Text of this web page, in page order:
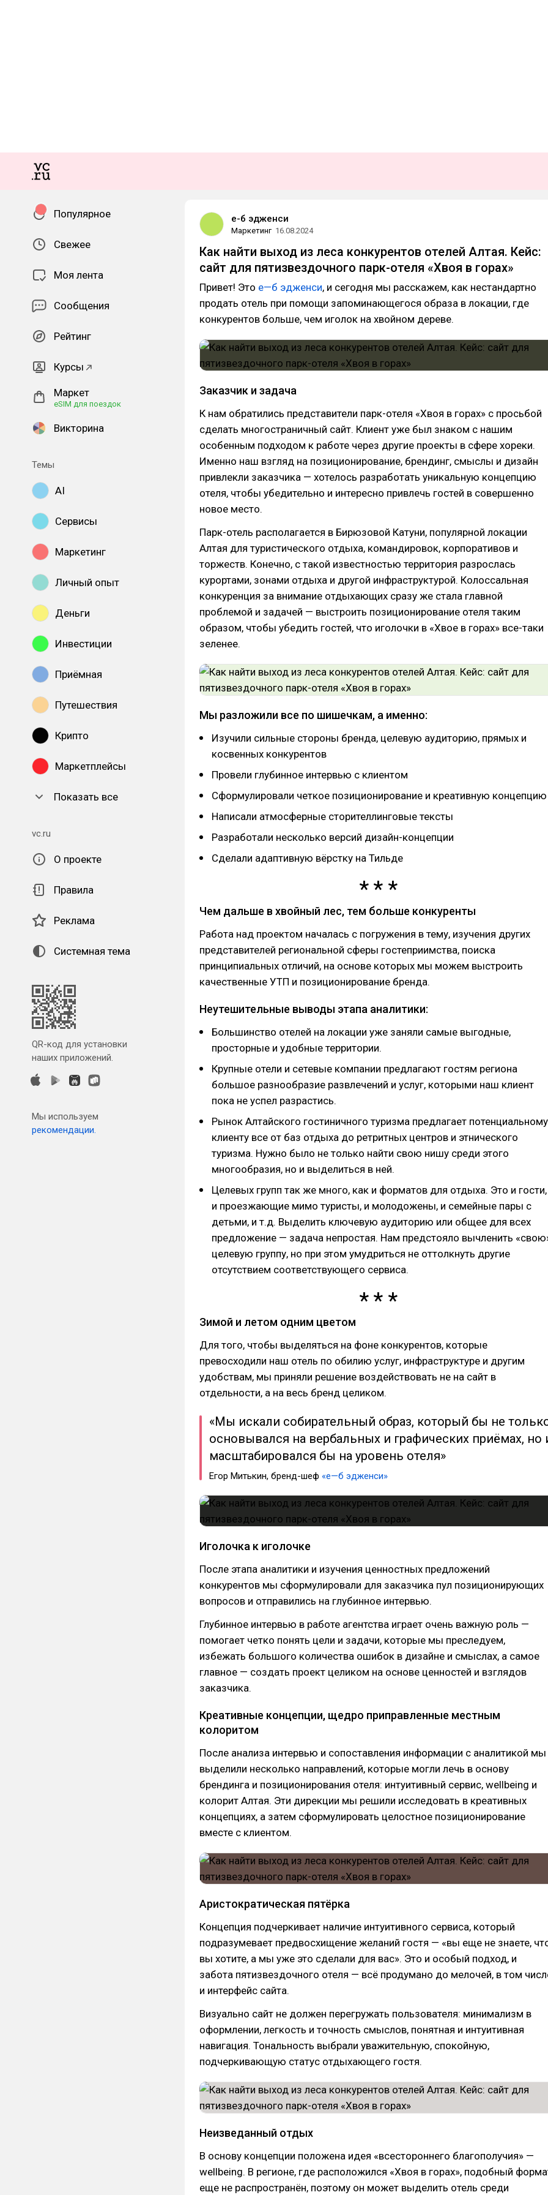
Популярное
Свежее
Моя лента
Сообщения
Рейтинг
Курсы
Маркет
eSIM для поездок
Викторина
Темы
AI
Сервисы
Маркетинг
Личный опыт
Деньги
Инвестиции
Приёмная
Путешествия
Крипто
Маркетплейсы
Показать все
vc.ru
О проекте
Правила
Реклама
Системная тема
QR-код для установки
наших приложений.
Мы используем
рекомендации.
е-б эдженси
Маркетинг 16.08.2024
Как найти выход из леса конкурентов отелей Алтая. Кейс:
сайт для пятизвездочного парк-отеля «Хвоя в горах»
Привет! Это е—б эдженси, и сегодня мы расскажем, как нестандартно
продать отель при помощи запоминающегося образа в локации, где
конкурентов больше, чем иголок на хвойном дереве.
Заказчик и задача
К нам обратились представители парк-отеля «Хвоя в горах» с просьбой
сделать многостраничный сайт. Клиент уже был знаком с нашим
особенным подходом к работе через другие проекты в сфере хореки.
Именно наш взгляд на позиционирование, брендинг, смыслы и дизайн
привлекли заказчика — хотелось разработать уникальную концепцию
отеля, чтобы убедительно и интересно привлечь гостей в совершенно
новое место.
Парк-отель располагается в Бирюзовой Катуни, популярной локации
Алтая для туристического отдыха, командировок, корпоративов и
торжеств. Конечно, с такой известностью территория разрослась
курортами, зонами отдыха и другой инфраструктурой. Колоссальная
конкуренция за внимание отдыхающих сразу же стала главной
проблемой и задачей — выстроить позиционирование отеля таким
образом, чтобы убедить гостей, что иголочки в «Хвое в горах» все-таки
зеленее.
Мы разложили все по шишечкам, а именно:
Изучили сильные стороны бренда, целевую аудиторию, прямых и
косвенных конкурентов
Провели глубинное интервью с клиентом
Сформулировали четкое позиционирование и креативную концепцию
Написали атмосферные сторителлинговые тексты
Разработали несколько версий дизайн-концепции
Сделали адаптивную вёрстку на Тильде
Чем дальше в хвойный лес, тем больше конкуренты
Работа над проектом началась с погружения в тему, изучения других
представителей региональной сферы гостеприимства, поиска
принципиальных отличий, на основе которых мы можем выстроить
качественные УТП и позиционирование бренда.
Неутешительные выводы этапа аналитики:
Большинство отелей на локации уже заняли самые выгодные,
просторные и удобные территории.
Крупные отели и сетевые компании предлагают гостям региона
большое разнообразие развлечений и услуг, которыми наш клиент
пока не успел разрастись.
Рынок Алтайского гостиничного туризма предлагает потенциальному
клиенту все от баз отдыха до ретритных центров и этнического
туризма. Нужно было не только найти свою нишу среди этого
многообразия, но и выделиться в ней.
Целевых групп так же много, как и форматов для отдыха. Это и гости,
и проезжающие мимо туристы, и молодожены, и семейные пары с
детьми, и т.д. Выделить ключевую аудиторию или общее для всех
предложение — задача непростая. Нам предстояло вычленить
целевую группу, но при этом умудриться не оттолкнуть другие
отсутствием соответствующего сервиса.
Зимой и летом одним цветом
Для того, чтобы выделяться на фоне конкурентов, которые
превосходили наш отель по обилию услуг, инфраструктуре и другим
удобствам, мы приняли решение воздействовать не на сайт в
отдельности, а на весь бренд целиком.
«Мы искали собирательный образ, который бы не
основывался на вербальных и графических приёмах, но
масштабировался бы на уровень отеля»
Егор Митькин, бренд-шеф «е—б эдженси»
Иголочка к иголочке
После этапа аналитики и изучения ценностных предложений
конкурентов мы сформулировали для заказчика пул позиционирующих
вопросов и отправились на глубинное интервью.
Глубинное интервью в работе агентства играет очень важную роль —
помогает четко понять цели и задачи, которые мы преследуем,
избежать большого количества ошибок в дизайне и смыслах, а самое
главное — создать проект целиком на основе ценностей и взглядов
заказчика.
Креативные концепции, щедро приправленные местным
колоритом
После анализа интервью и сопоставления информации с аналитикой мы
выделили несколько направлений, которые могли лечь в основу
брендинга и позиционирования отеля: интуитивный сервис, wellbeing и
колорит Алтая. Эти дирекции мы решили исследовать в креативных
концепциях, а затем сформулировать целостное позиционирование
вместе с клиентом.
Аристократическая пятёрка
Концепция подчеркивает наличие интуитивного сервиса, который
подразумевает предвосхищение желаний гостя — «вы еще не знаете,
вы хотите, а мы уже это сделали для вас». Это и особый подход, и
забота пятизвездочного отеля — всё продумано до мелочей, в том
и интерфейс сайта.
Визуально сайт не должен перегружать пользователя: минимализм в
оформлении, легкость и точность смыслов, понятная и интуитивная
навигация. Тональность выбрали уважительную, спокойную,
подчеркивающую статус отдыхающего гостя.
Неизведанный отдых
В основу концепции положена идея «всестороннего благополучия» —
wellbeing. В регионе, где расположился «Хвоя в горах», подобный
еще не распространён, поэтому он может выделить отель среди